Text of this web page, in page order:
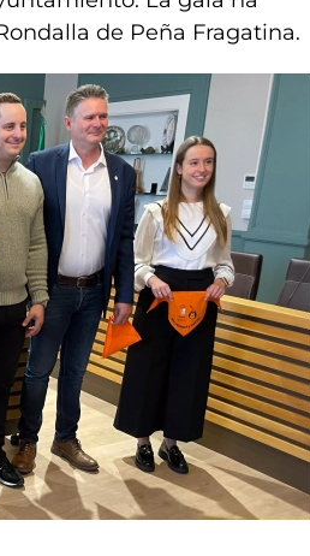
de Peña Fragatina.